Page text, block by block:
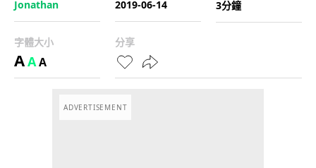
Jonathan
2019-06-14
3分鐘
字體大小
AAA
分享
ADVERTISEMENT